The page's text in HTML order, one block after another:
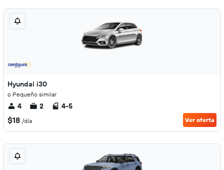
Hyundai i30
o Pequeño similar
4 2 4-5
$18 /día Ver oferta